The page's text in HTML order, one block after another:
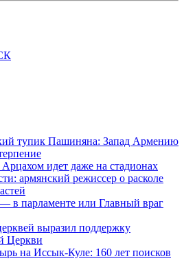
тупик Пашиняна: Запад Армению
идет даже на стадионах
армянский режиссер о расколе
в парламенте или Главный враг
выразил поддержку
Церкви
на Иссык-Куле: 160 лет поисков